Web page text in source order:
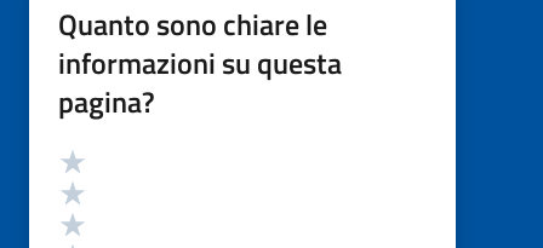
Quanto sono chiare le
informazioni su questa
pagina?
Valutazione